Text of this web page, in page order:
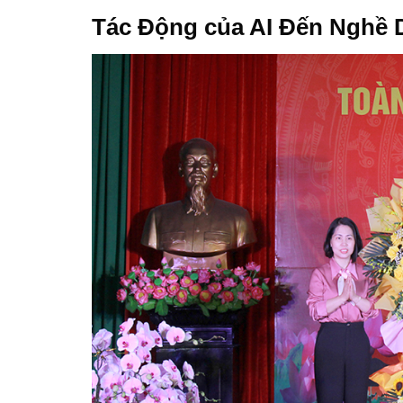
Tác Động của AI Đến Nghề